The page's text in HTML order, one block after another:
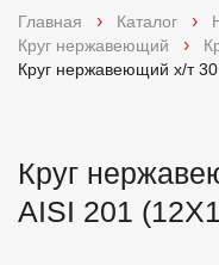
Услуги
Доставка и оплата
Главная Каталог
Круг нержавеющий
Круг нержавеющий х/т
Круг
AISI 201